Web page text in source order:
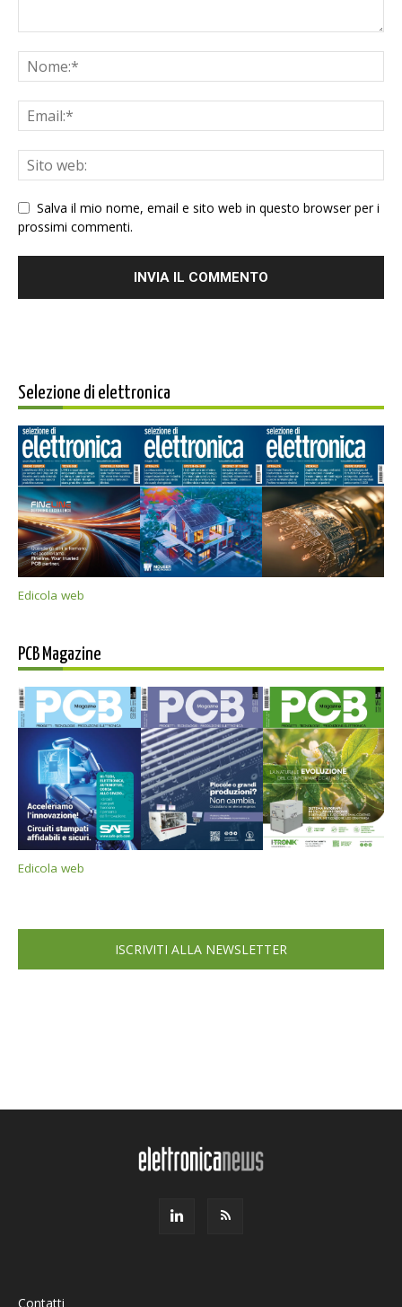
Salva il mio nome, email e sito web in questo browser per i
prossimi commenti.
Selezione di elettronica
Edicola web
PCB Magazine
Edicola web
ISCRIVITI ALLA NEWSLETTER
Contatti